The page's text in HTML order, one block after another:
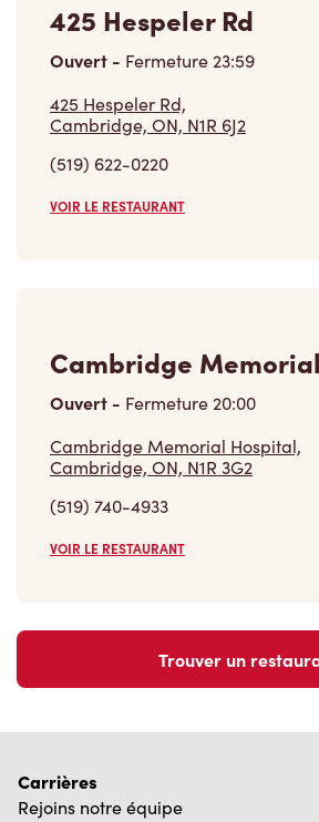
425 Hespeler Rd
Ouvert - Fermeture23:59
425 Hespeler Rd,
Cambridge, ON, N1R 6J2
(519) 622-0220
VOIR LE RESTAURANT
Cambridge
Ouvert - Fermeture20:00
Cambridge Memorial Hospital,
Cambridge, ON, N1R 3G2
(519) 740-4933
VOIR LE RESTAURANT
Trouver un
Carrières
Rejoins notre équipe